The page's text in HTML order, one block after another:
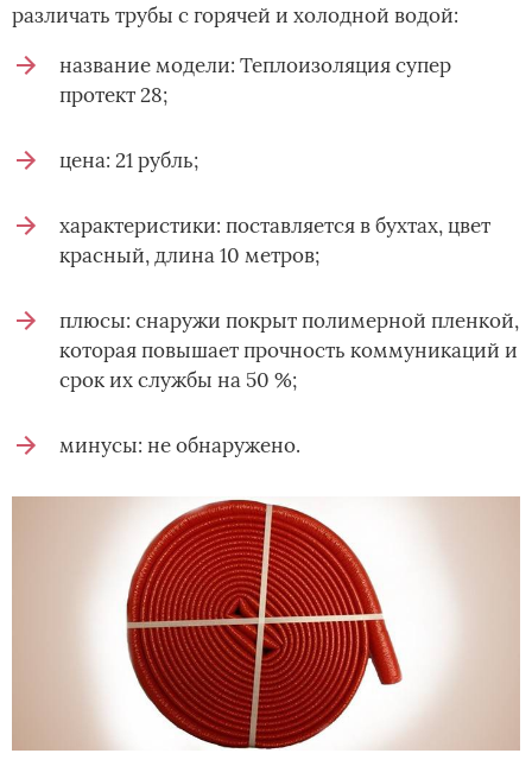
различать трубы с горячей и холодной водой:
название модели: Теплоизоляция супер
протект 28;
цена: 21 рубль;
характеристики: поставляется в бухтах, цвет
красный, длина 10 метров;
плюсы: снаружи покрыт полимерной пленкой,
которая повышает прочность коммуникаций и
срок их службы на 50 %;
минусы: не обнаружено.